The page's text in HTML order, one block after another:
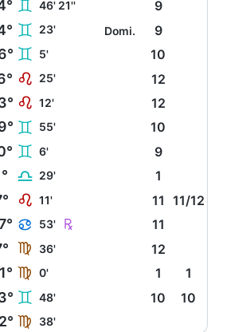
C 46' 21'' 9
C 23' Domi. 9
C 5' 10
E 25' 12
E 12' 12
C 55' 10
C 6' 9
G 29' 1
E 11' 11 11/12
D 53' Ç 11
F 36' 12
F 0' 1 1
C 48' 10 10
F 38'